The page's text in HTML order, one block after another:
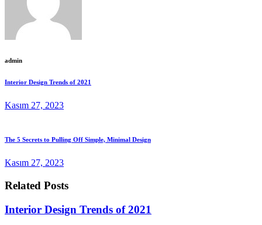
admin
Interior Design Trends of 2021
Kasım 27, 2023
The 5 Secrets to Pulling Off Simple, Minimal Design
Kasım 27, 2023
Related Posts
Interior Design Trends of 2021